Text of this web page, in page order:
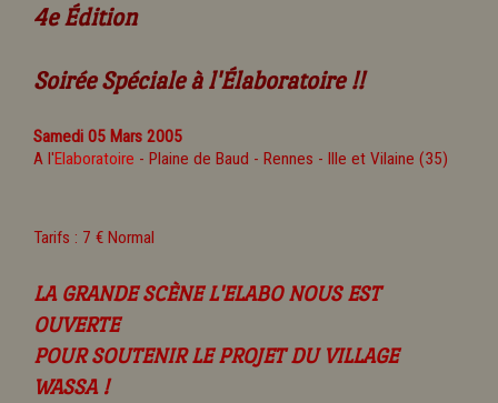
4e Édition
Soirée Spéciale à l'Élaboratoire !!
Samedi 05 Mars 2005
A l'Elaboratoire - Plaine de Baud - Rennes - Ille et Vilaine (35)
Tarifs : 7 € Normal
LA GRANDE SCÈNE L'ELABO NOUS EST
OUVERTE
POUR SOUTENIR LE PROJET DU VILLAGE
WASSA !